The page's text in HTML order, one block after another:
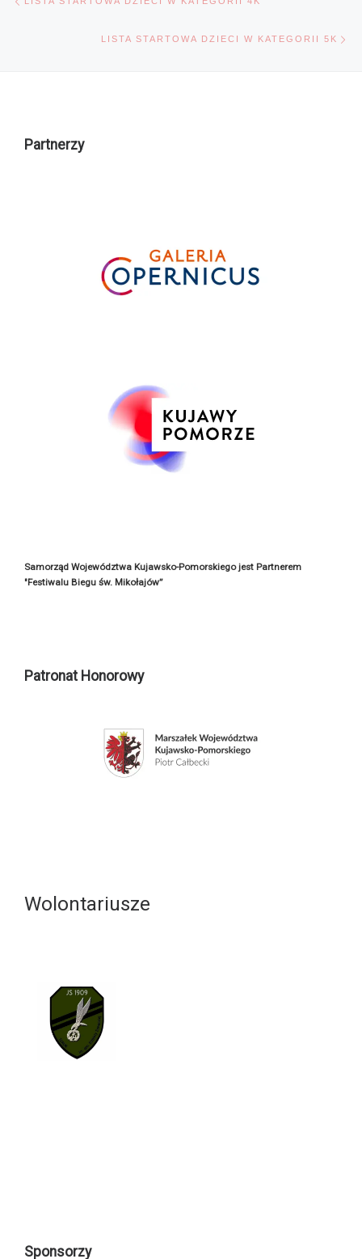
LISTA STARTOWA DZIECI W KATEGORII 5K
Partnerzy
Samorząd Województwa Kujawsko-Pomorskiego jest Partnerem
"Festiwalu Biegu św. Mikołajów”
Patronat Honorowy
Wolontariusze
Sponsorzy